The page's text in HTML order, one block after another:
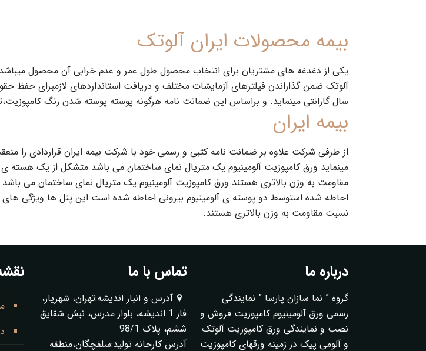
بیمه محصولات ایران آلوتک
یکی از دغدغه های مشتریان برای انتخاب محصول طول عمر و عدم خرابی آن محصول
سال گارانتی مینماید. و براساس این ضمانت نامه هرگونه پوسته پوسته شدن رنگ
بیمه ایران
مینماید ورق کامپوزیت آلومینیوم یک متریال نمای ساختمان می باشد متشکل از یک هسته
مقاومت به وزن بالاتری هستند ورق کامپوزیت آلومینیوم یک متریال نمای ساختمان می
احاطه شده استوسط دو پوسته ی آلومینیوم بیرونی احاطه شده است این پنل ها ویژگی
نسبت مقاومت به وزن بالاتری هستند.
درباره ما
گروه ” نما سازان پارسا ” نمایندگی
رسمی ورق آلومینیوم کامپوزیت فروش و
نصب و نمایندگی ورق کامپوزیت آلوتک
و آلومی پیک در زمینه ورقهای کامپوزیت
تماس با ما
آدرس و انبار اندیشه:تهران، شهریار،
فاز 1 اندیشه، بلوار مدرس، نبش شقایق
ششم، پلاک 98/1
آدرس کارخانه تولید:سلفچگان،منطقه